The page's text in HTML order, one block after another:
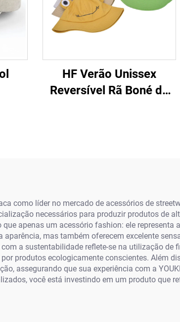
HF Verão Unissex
Reversível Rã Boné de
como líder no mercado de acessórios de
necessários para produzir produtos de
apenas um acessório fashion: ele representa
mas também oferecem excelente
a sustentabilidade reflete-se na utilização de
produtos ecologicamente conscientes. Além
assegurando que sua experiência com a
você está investindo em um produto que